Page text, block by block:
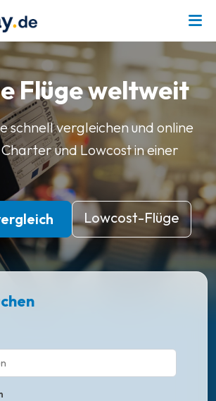
Flüge weltweit
schnell vergleichen und online
Charter und Lowcost in einer
Lowcost-Flüge